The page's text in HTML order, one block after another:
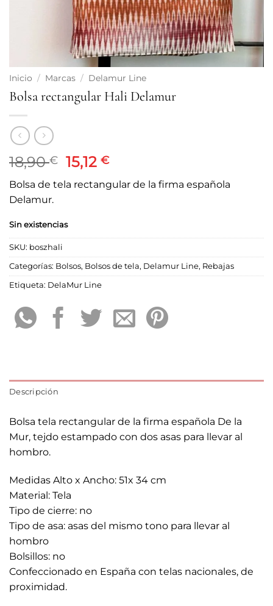
Inicio / Marcas / Delamur Line
Bolsa rectangular Hali Delamur
18,90€ El
original
18,90 €.
15,12€El
precio
actual
Bolsa de tela rectangular de la firma española
Delamur.
Sin existencias
SKU: boszhali
Categorías: Bolsos, Bolsos de tela, Delamur Line, Rebajas
Etiqueta: DelaMur Line
Descripción
Bolsa tela rectangular de la firma española De la
Mur, tejdo estampado con dos asas para llevar al
hombro.
Medidas Alto x Ancho: 51x 34 cm
Material: Tela
Tipo de cierre: no
Tipo de asa: asas del mismo tono para llevar al
hombro
Bolsillos: no
Confeccionado en España con telas nacionales, de
proximidad.